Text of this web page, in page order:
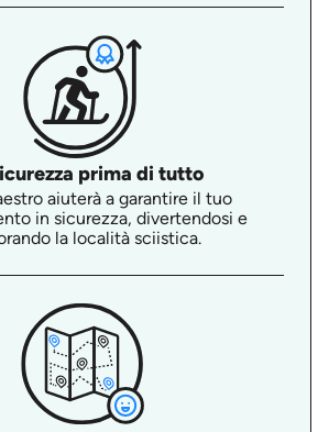
prima di tutto
aiuterà a garantire il tuo
in sicurezza, divertendosi e
la località sciistica.